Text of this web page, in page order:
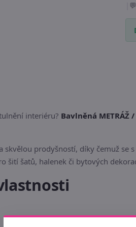
interiéru? Bavlněná
prodyšností, díky čemuž
šití šatů, halenek či bytových